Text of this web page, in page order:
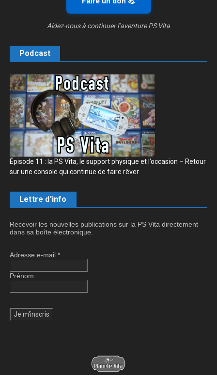
Aidez-nous à continuer l’aventure PS Vita
Podcast
Épisode 11 : la PS Vita, le support physique et l’occasion – Retour
sur une console qui continue de faire rêver
Lettre d'info
Recevoir les nouvelles publications sur la PS Vita directement
dans sa boîte électronique.
Adresse e-mail *
Prénom